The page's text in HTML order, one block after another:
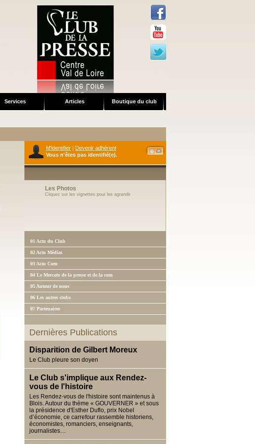
Services Articles Boutique du club
M'identifier | Devenir adhérent
Vous n'êtes pas identifié(e).
Mot de passe
Les Photos
Cliquez sur les vignettes pour les agrandir
01 Actu du Club
02 Actu Médias
03 Actu Com
04 Le Mercato de la presse et de la com
05 Autour de nous
06 Les autres clubs
07 Partenaires
Dernières Publications
Disparition de Gilbert Moreux
Le Club pleure son doyen
Le Club s'implique aux Rendez-
vous de l'histoire
Les Rendez-vous de l'histoire sont maintenus à
Blois. Autour du thème « GOUVERNER » et sous
la présidence d'Esther Duflo, prix Nobel
d’économie, ce carrefour rassemble historiens,
économistes, romanciers, enseignants,
journalistes…